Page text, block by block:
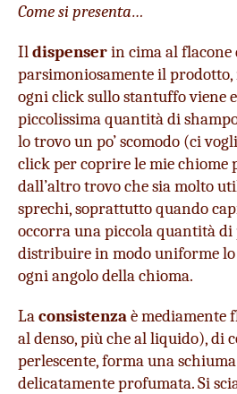
Come si presenta…
Il dispenser in cima al flacone
parsimoniosamente il prodotto,
ogni click sullo stantuffo viene
piccolissima quantità di
lo trovo un po’ scomodo (ci
click per coprire le mie chiome
dall’altro trovo che sia molto
sprechi, soprattutto quando
occorra una piccola quantità
distribuire in modo uniforme
ogni angolo della chioma.
La consistenza è mediamente
al denso, più che al liquido), di
perlescente, forma una
delicatamente profumata. Si